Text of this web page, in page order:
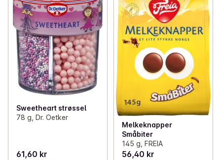
Sweetheart strøssel
78 g, Dr. Oetker
61,60 kr
Melkeknapper
Småbiter
145 g, FREIA
56,40 kr